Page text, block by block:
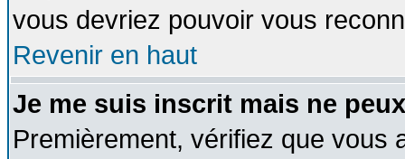
vous devriez pouvoir vous
Revenir en haut
Je me suis inscrit mais ne
Premièrement, vérifiez que vous